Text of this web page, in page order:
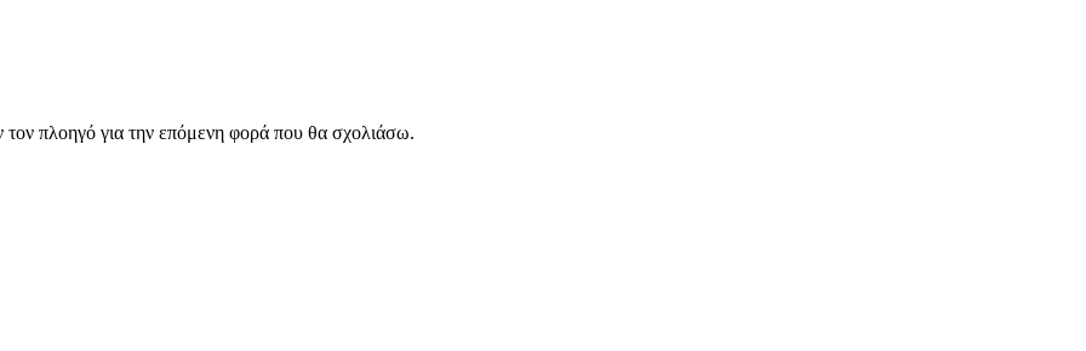
πλοηγό για την επόμενη φορά που θα σχολιάσω.